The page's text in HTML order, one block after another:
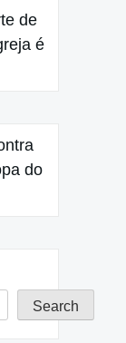
de
é
do
Search